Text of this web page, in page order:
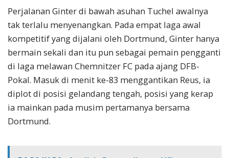
Perjalanan Ginter di bawah asuhan Tuchel awalnya
tak terlalu menyenangkan. Pada empat laga awal
kompetitif yang dijalani oleh Dortmund, Ginter hanya
bermain sekali dan itu pun sebagai pemain pengganti
di laga melawan Chemnitzer FC pada ajang DFB-
Pokal. Masuk di menit ke-83 menggantikan Reus, ia
diplot di posisi gelandang tengah, posisi yang kerap
ia mainkan pada musim pertamanya bersama
Dortmund.